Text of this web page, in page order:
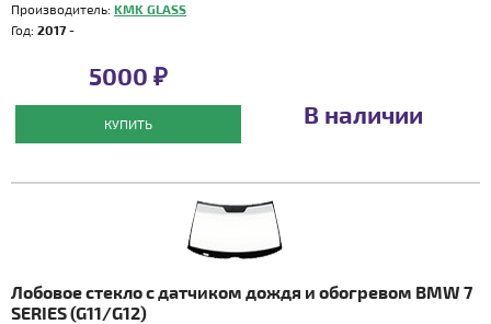
Производитель: KMK GLASS
Год: 2017 -
5000 ₽
КУПИТЬ В наличии
Лобовое стекло с датчиком дождя и обогревом BMW 7
SERIES (G11/G12)